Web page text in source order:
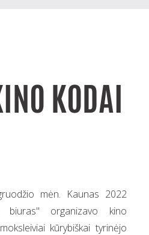
KODAI
mėn. Kaunas 2022
biuras" organizavo kino
kūrybiškai tyrinėjo